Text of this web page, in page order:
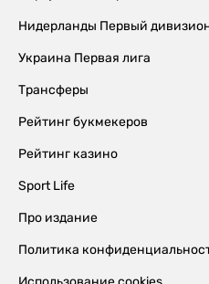
Нидерланды Первый
Украина Первая лига
Трансферы
Рейтинг букмекеров
Рейтинг казино
Sport Life
Про издание
Политика